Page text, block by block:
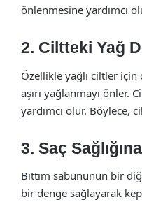
önlenmesine yardımcı
2. Ciltteki Yağ
Özellikle yağlı ciltler için
aşırı yağlanmayı önler.
yardımcı olur. Böylece,
3. Saç
Bıttım sabununun bir
bir denge sağlayarak